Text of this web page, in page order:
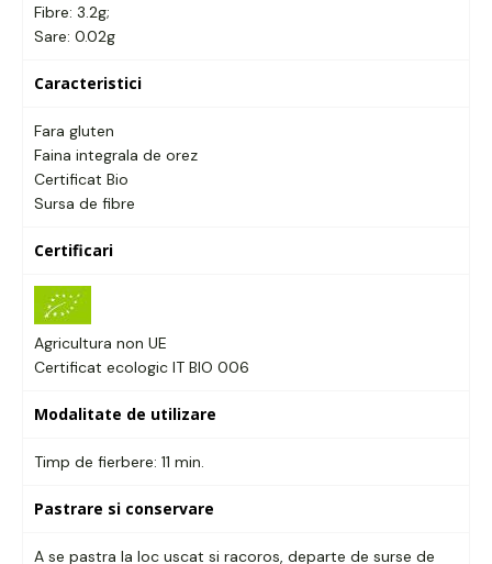
Fibre: 3.2g;
Sare: 0.02g
Caracteristici
Fara gluten
Faina integrala de orez
Certificat Bio
Sursa de fibre
Certificari
Agricultura non UE
Certificat ecologic IT BIO 006
Modalitate de utilizare
Timp de fierbere: 11 min.
Pastrare si conservare
A se pastra la loc uscat si racoros, departe de surse de